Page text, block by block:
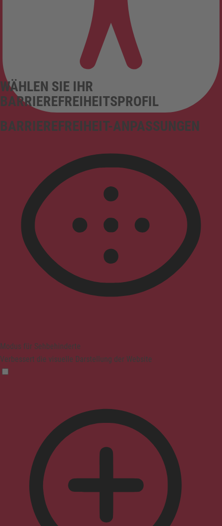
BARRIEREFREIHEIT-ANPASSUNGEN
WÄHLEN SIE IHR
BARRIEREFREIHEITSPROFIL
Modus für Sehbehinderte
Verbessert die visuelle Darstellung der Website